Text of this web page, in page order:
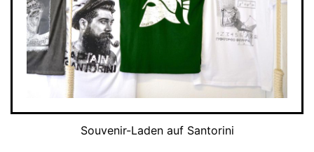
Souvenir-Laden auf Santorini